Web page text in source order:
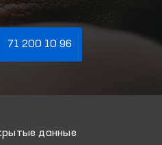
71 200 10 96
данные